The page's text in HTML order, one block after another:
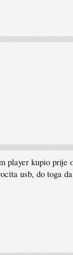
kupio
usb, do